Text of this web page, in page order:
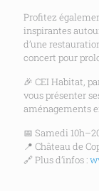
Profitez
inspirantes
d’une
concert pour
🎉 CEI Habitat,
vous présenter
aménagements
📅 Samedi
📍 Château de
🔗 Plus d’infos :